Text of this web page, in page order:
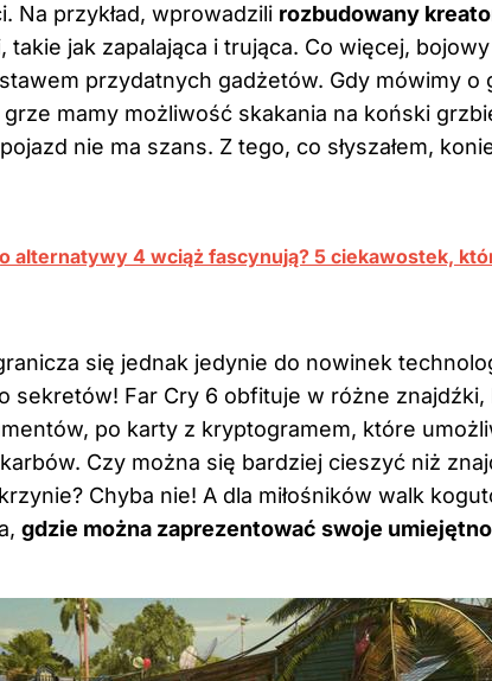
Na przykład, wprowadzili rozbudowany
takie jak zapalająca i trująca. Co więcej,
przydatnych gadżetów. Gdy mówimy o
mamy możliwość skakania na koński
nie ma szans. Z tego, co słyszałem,
alternatywy 4 wciąż fascynują? 5 ciekawostek,
się jednak jedynie do nowinek
sekretów! Far Cry 6 obfituje w różne
po karty z kryptogramem, które
Czy można się bardziej cieszyć niż
Chyba nie! A dla miłośników walk
gdzie można zaprezentować swoje